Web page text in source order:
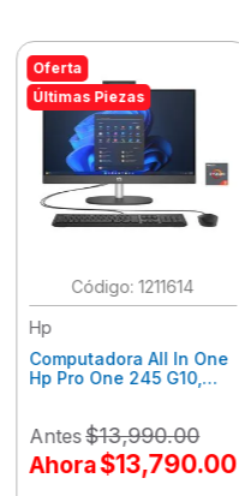
Oferta
Últimas Piezas
:1211614
Hp
Computadora All In One
Hp Pro One 245 G10,
Fhd, Win11Home
9P7K6La
Antes$13,990.00
Ahora$13,790.00